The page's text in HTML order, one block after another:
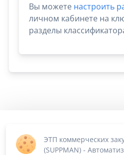
Вы можете настроить
личном кабинете на
разделы
ЭТП коммерческих
(SUPPMAN) -